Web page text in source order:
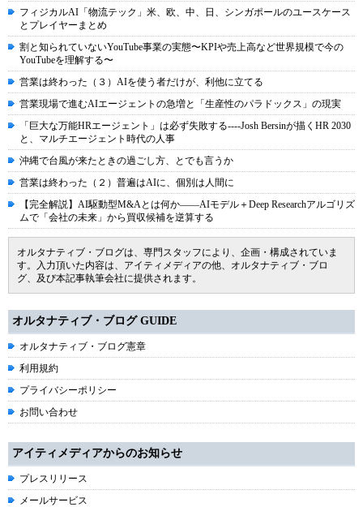
フィジカルAI「物流テック」米、欧、中、日、シンガポールのユースケース
とプレイヤーまとめ
割と知られていないYouTube事業の実態〜KPIや売上高など世界規模で今の
YouTubeを理解する〜
営業は終わった（３）AIを使う者だけが、利他に立てる
営業現場で進むAIエージェントの急増と「生産性のパラドックス」の現実
「巨大な万能HRエージェント」は必ず失敗する----Josh Bersinが描くHR 2030
と、マルチエージェント時代の人事
沖縄で台風が来たときの過ごし方、とでも言うか
営業は終わった（２）普遍はAIに、個別は人間に
【完全解説】AI駆動型M&Aとは何か――AIモデル＋Deep Researchアルゴリズ
ムで「会社の未来」から買収候補を逆算する
オルタナティブ・ブログは、専門スタッフにより、企画・構成されていま
す。入力頂いた内容は、アイティメディアの他、オルタナティブ・ブロ
グ、及び本記事執筆会社に提供されます。
オルタナティブ・ブログ GUIDE
オルタナティブ・ブログ憲章
利用規約
プライバシーポリシー
お問い合わせ
アイティメディアからのお知らせ
プレスリリース
メールサービス